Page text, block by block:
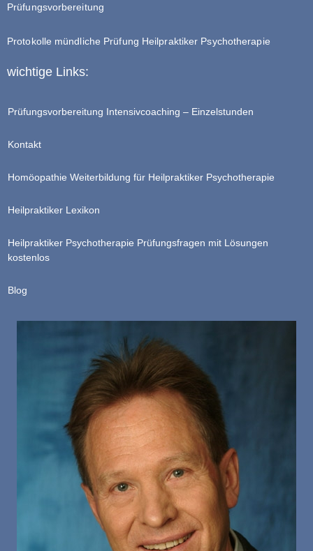
Prüfungsvorbereitung
Protokolle mündliche Prüfung Heilpraktiker Psychotherapie
wichtige Links:
Prüfungsvorbereitung Intensivcoaching – Einzelstunden
Kontakt
Homöopathie Weiterbildung für Heilpraktiker Psychotherapie
Heilpraktiker Lexikon
Heilpraktiker Psychotherapie Prüfungsfragen mit Lösungen
kostenlos
Blog